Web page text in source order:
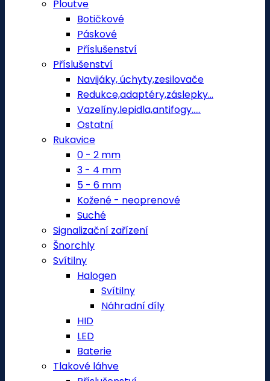
Ploutve
Botičkové
Páskové
Příslušenství
Příslušenství
Navijáky, úchyty,zesilovače
Redukce,adaptéry,záslepky...
Vazelíny,lepidla,antifogy.....
Ostatní
Rukavice
0 - 2 mm
3 - 4 mm
5 - 6 mm
Kožené - neoprenové
Suché
Signalizační zařízení
Šnorchly
Svítilny
Halogen
Svítilny
Náhradní díly
HID
LED
Baterie
Tlakové láhve